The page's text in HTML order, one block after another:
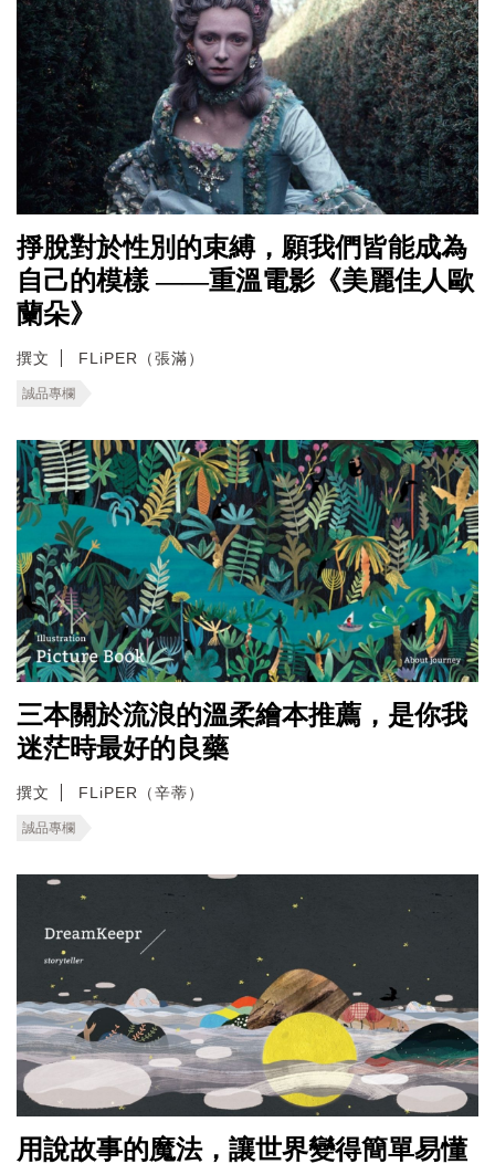
掙脫對於性別的束縛，願我們皆能成為
自己的模樣 ——重溫電影《美麗佳人歐
蘭朵》
撰文 FLiPER（張滿）
誠品專欄
三本關於流浪的溫柔繪本推薦，是你我
迷茫時最好的良藥
撰文 FLiPER（辛蒂）
誠品專欄
用說故事的魔法，讓世界變得簡單易懂